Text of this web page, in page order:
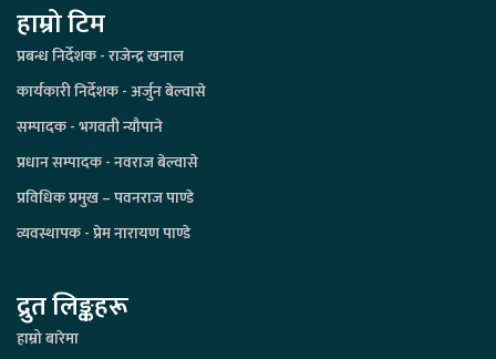
हाम्रो टिम
प्रबन्ध निर्देशक - राजेन्द्र खनाल
कार्यकारी निर्देशक - अर्जुन बेल्वासे
सम्पादक - भगवती न्यौपाने
प्रधान सम्पादक - नवराज बेल्वासे
प्रविधिक प्रमुख – पवनराज पाण्डे
व्यवस्थापक - प्रेम नारायण पाण्डे
द्रुत लिङ्कहरू
हाम्रो बारेमा